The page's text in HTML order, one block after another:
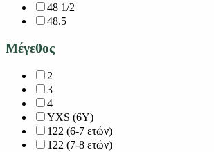
48 1/2
48.5
Μέγεθος
2
3
4
YXS (6Y)
122 (6-7 ετών)
122 (7-8 ετών)